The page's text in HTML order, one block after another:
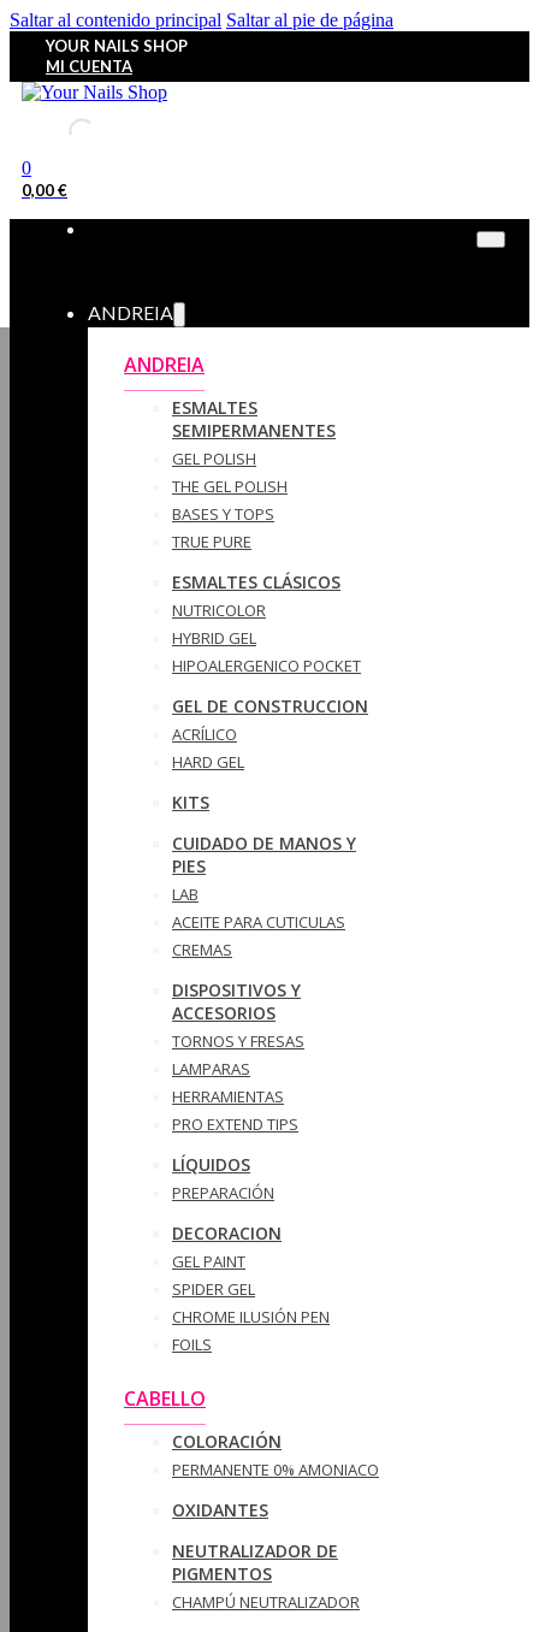
Saltar al contenido principal Saltar al pie de página
YOUR NAILS SHOP
MI CUENTA
0
0,00€
ANDREIA
ANDREIA
ESMALTES
SEMIPERMANENTES
GEL POLISH
THE GEL POLISH
BASES Y‎ TOPS
TRUE PURE
ESMALTES CLÁSICOS
NUTRICOLOR
HYBRID GEL
HIPOALERGENICO POCKET
GEL DE CONSTRUCCION
ACRÍLICO
HARD GEL
KITS
CUIDADO DE MANOS Y
PIES
LAB
ACEITE PARA CUTICULAS
CREMAS
DISPOSITIVOS Y
ACCESORIOS
TORNOS Y FRESAS
LAMPARAS
HERRAMIENTAS
PRO EXTEND TIPS
LÍQUIDOS
PREPARACIÓN
DECORACION
GEL PAINT
SPIDER GEL
CHROME ILUSIÓN PEN
FOILS
CABELLO
COLORACIÓN
PERMANENTE 0% AMONIACO
OXIDANTES
NEUTRALIZADOR DE
PIGMENTOS
CHAMPÚ NEUTRALIZADOR